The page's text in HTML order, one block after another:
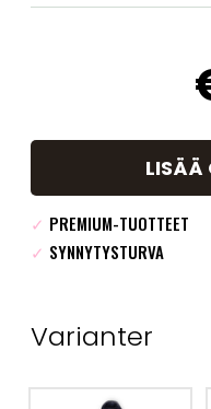
LISÄÄ
✓ PREMIUM-TUOTTEET
✓ SYNNYTYSTURVA
Varianter